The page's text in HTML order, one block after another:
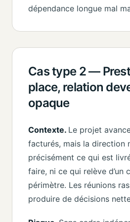
dépendance longue mal
Cas type 2 —
place, relation
opaque
Contexte. Le projet
facturés, mais la direction
précisément ce qui est
faire, ni ce qui relève d’un
périmètre. Les réunions
produire de décisions